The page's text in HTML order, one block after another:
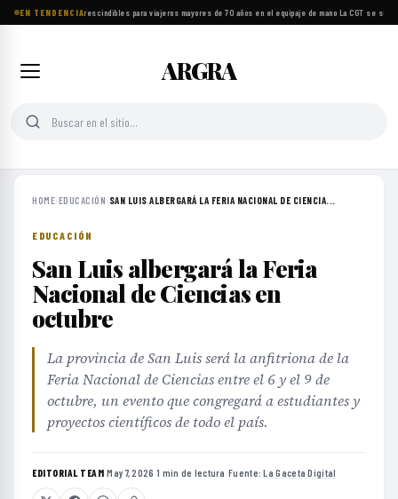
EN TENDENCIA
Ocho objetos imprescindibles para viajeros mayores de 70 años en el equipaje de mano· La CGT se
ARGRA
HOME›EDUCACIÓN› SAN LUIS ALBERGARÁ LA FERIA NACIONAL DE CIENCIA...
EDUCACIÓN
San Luis albergará la Feria
Nacional de Ciencias en
octubre
La provincia de San Luis será la anfitriona de la
Feria Nacional de Ciencias entre el 6 y el 9 de
octubre, un evento que congregará a estudiantes y
proyectos científicos de todo el país.
EDITORIAL TEAM·May 7, 2026 ·1 min de lectura ·Fuente:La Gaceta Digital